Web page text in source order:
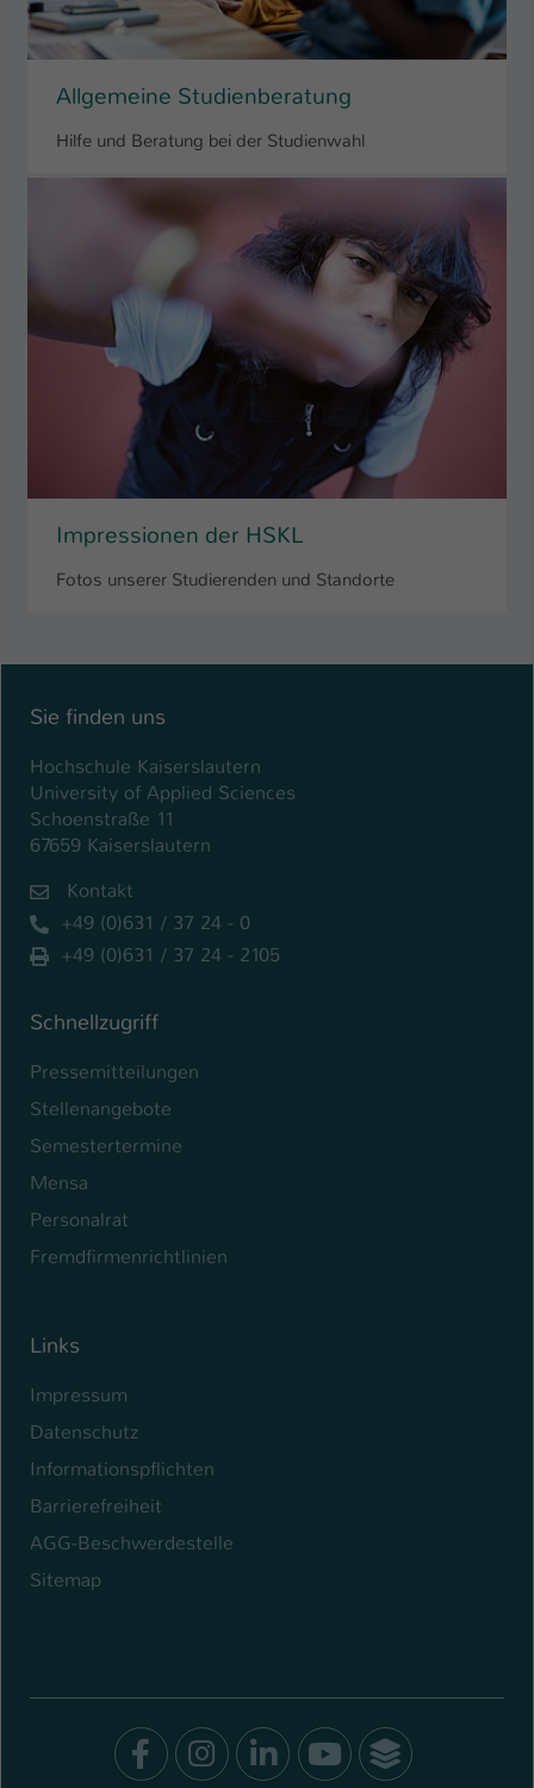
Allgemeine Studienberatung
Hilfe und Beratung bei der Studienwahl
Impressionen der HSKL
Fotos unserer Studierenden und Standorte
Sie finden uns
Hochschule Kaiserslautern
University of Applied Sciences
Schoenstraße 11
67659 Kaiserslautern
Kontakt
+49 (0)631 / 37 24 - 0
+49 (0)631 / 37 24 - 2105
Schnellzugriff
Pressemitteilungen
Stellenangebote
Semestertermine
Mensa
Personalrat
Fremdfirmenrichtlinien
Links
Impressum
Datenschutz
Informationspflichten
Barrierefreiheit
AGG-Beschwerdestelle
Sitemap
Facebook
Instagram
LinkedIn
Youtube